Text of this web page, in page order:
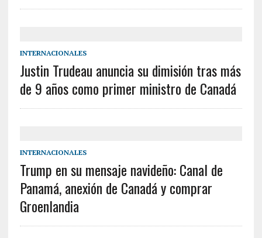
INTERNACIONALES
Justin Trudeau anuncia su dimisión tras más
de 9 años como primer ministro de Canadá
INTERNACIONALES
Trump en su mensaje navideño: Canal de
Panamá, anexión de Canadá y comprar
Groenlandia